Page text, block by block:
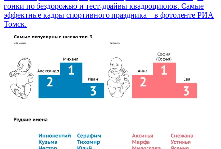
гонки по бездорожью и тест-драйвы квадроциклов. Самые
эффектные кадры спортивного праздника – в фотоленте РИА
Томск.